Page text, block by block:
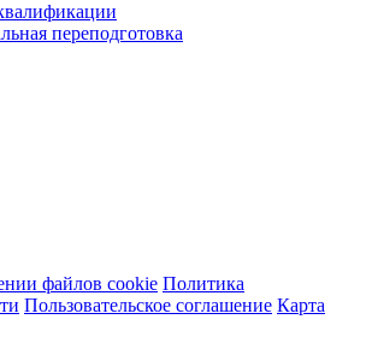
переподготовка
файлов cookie Политика
Пользовательское соглашение Карта